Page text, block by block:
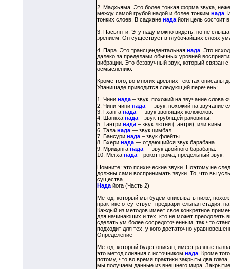
2. Мадхьяма. Это более тонкая форма звука,
между самой грубой надой и более тонким нада.
тонких слоев. В садхане надайоги цель состоит
3. Пасьянти. Эту наду можно видеть, но не
зрением. Он существует в глубочайших слоях
4. Пара. Это трансцендентальная нада. Это
далеко за пределами обычных уровней
вибрации. Это беззвучный звук, который связан
осмыслению.
Кроме того, во многих древних текстах описаны
Упанишаде приводится следующий перечень:
1. Чини нада– звук, похожий на звучание слова
2. Чини-чини нада— звук, похожий на звучание
3. Гханта нада— звук звонящих колоколов.
4. Шанкха нада– звук трубящей раковины.
5. Тантри нада– звук лютни (тантри), или вины.
6. Тала нада— звук цимбал.
7. Бансури нада– звук флейты.
8. Бхери нада— отдающийся звук барабана.
9. Мриданга нада— звук двойного барабана.
10. Мегха нада– рокот грома, предельный звук.
Помните: это психические звуки. Поэтому не
должны сами воспринимать звуки. То, что вы
существа.
Надайога (Часть 2)
Метод, который мы будем описывать ниже, похож
практике отсутствует предварительная стадия,
Каждый из методов имеет свое конкретное
для начинающих и тех, кто не может преодолеть
сделать ум более сосредоточенным, так что
подходит для тех, у кого достаточно
Определение
Метод, который будет описан, имеет разные
это метод слияния с источником нада. Кроме
потому, что во время практики закрыты два
мы получаем данные из внешнего мира. Закрытие